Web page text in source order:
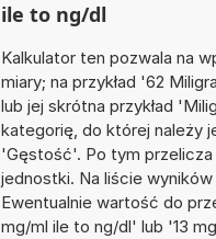
ile to ng/dl
Kalkulator ten pozwala na
miary; na przykład '62
lub jej skrótna przykład
kategorię, do której należy
'Gęstość'. Po tym
jednostki. Na liście
Ewentualnie wartość do
mg/ml ile to ng/dl' lub '13